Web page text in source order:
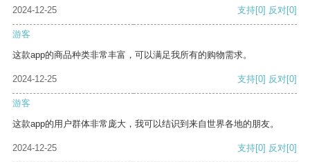
2024-12-25 支持[0] 反对[0]
游客
这款app的商品种类非常丰富，可以满足我所有的购物需求。
2024-12-25 支持[0] 反对[0]
游客
这款app的用户群体非常庞大，我可以结识到来自世界各地的朋友。
2024-12-25 支持[0] 反对[0]